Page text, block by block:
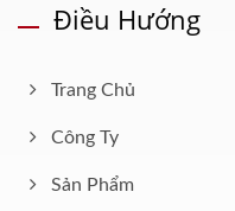
Điều Hướng
Trang Chủ
Công Ty
Sản Phẩm